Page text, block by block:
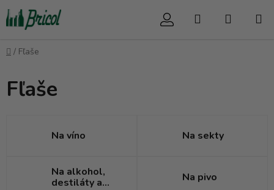
Prejsť
na
obsah
Hľadať
Domov
/ Fľaše
Fľaše
Na víno Na sekty
Na alkohol,
destiláty a
Na pivo